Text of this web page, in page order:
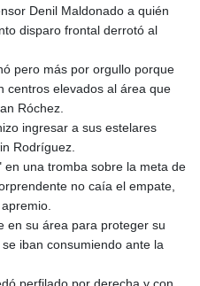
Denil Maldonado a quién
disparo frontal derrotó al
pero más por orgullo porque
centros elevados al área que
Róchez.
ingresar a sus estelares
Rodríguez.
en una tromba sobre la meta de
no caía el empate,
en su área para proteger su
iban consumiendo ante la
perfilado por derecha y con